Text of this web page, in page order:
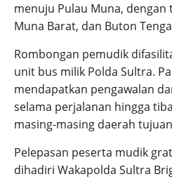
menuju Pulau Muna,
Muna Barat, dan Buton
Rombongan pemudik
unit bus milik Polda Sultra.
mendapatkan pengawalan
selama perjalanan hingga
masing-masing daerah
Pelepasan peserta mudik
dihadiri Wakapolda Sultra